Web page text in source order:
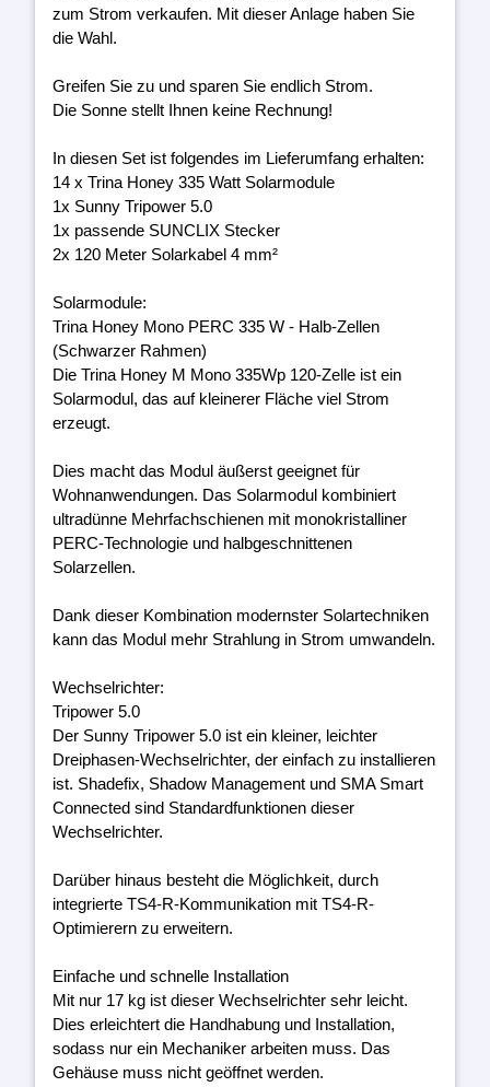
zum Strom verkaufen. Mit dieser Anlage haben Sie
die Wahl.
Greifen Sie zu und sparen Sie endlich Strom.
Die Sonne stellt Ihnen keine Rechnung!
In diesen Set ist folgendes im Lieferumfang erhalten:
14 x Trina Honey 335 Watt Solarmodule
1x Sunny Tripower 5.0
1x passende SUNCLIX Stecker
2x 120 Meter Solarkabel 4 mm²
Solarmodule:
Trina Honey Mono PERC 335 W - Halb-Zellen
(Schwarzer Rahmen)
Die Trina Honey M Mono 335Wp 120-Zelle ist ein
Solarmodul, das auf kleinerer Fläche viel Strom
erzeugt.
Dies macht das Modul äußerst geeignet für
Wohnanwendungen. Das Solarmodul kombiniert
ultradünne Mehrfachschienen mit monokristalliner
PERC-Technologie und halbgeschnittenen
Solarzellen.
Dank dieser Kombination modernster Solartechniken
kann das Modul mehr Strahlung in Strom umwandeln.
Wechselrichter:
Tripower 5.0
Der Sunny Tripower 5.0 ist ein kleiner, leichter
Dreiphasen-Wechselrichter, der einfach zu installieren
ist. Shadefix, Shadow Management und SMA Smart
Connected sind Standardfunktionen dieser
Wechselrichter.
Darüber hinaus besteht die Möglichkeit, durch
integrierte TS4-R-Kommunikation mit TS4-R-
Optimierern zu erweitern.
Einfache und schnelle Installation
Mit nur 17 kg ist dieser Wechselrichter sehr leicht.
Dies erleichtert die Handhabung und Installation,
sodass nur ein Mechaniker arbeiten muss. Das
Gehäuse muss nicht geöffnet werden.